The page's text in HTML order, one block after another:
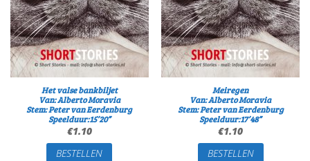
Het valse bankbiljet
Van: Alberto Moravia
Stem: Peter van Eerdenburg
Speelduur:15’20”
€1.10
BESTELLEN
Meiregen
Van: Alberto Moravia
Stem: Peter van Eerdenburg
Speelduur:17’48”
€1.10
BESTELLEN